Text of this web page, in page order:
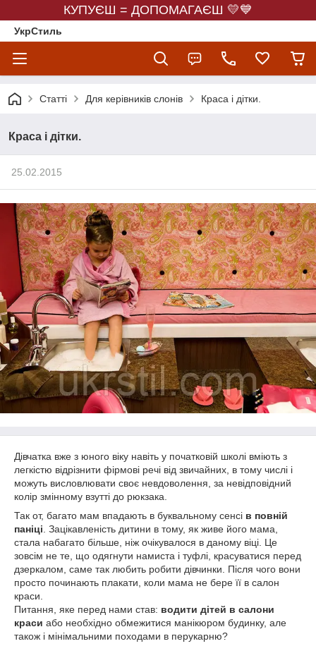
КУПУЄШ = ДОПОМАГАЄШ 💛💙
УкрСтиль
Статті Для керівників слонів Краса і дітки.
Краса і дітки.
25.02.2015
Дівчатка вже з юного віку навіть у початковій школі вміють з
легкістю відрізнити фірмові речі від звичайних, в тому числі і
можуть висловлювати своє невдоволення, за невідповідний
колір змінному взутті до рюкзака.
Так от, багато мам впадають в буквальному сенсі в повній
паніці . Зацікавленість дитини в тому, як живе його мама,
стала набагато більше, ніж очікувалося в даному віці. Це
зовсім не те, що одягнути намиста і туфлі, красуватися перед
дзеркалом, саме так любить робити дівчинки. Після чого вони
просто починають плакати, коли мама не бере її в салон
краси.
Питання, яке перед нами став: водити дітей в салони
краси або необхідно обмежитися манікюром будинку, але
також і мінімальними походами в перукарню?